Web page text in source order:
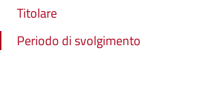
Titolare
Periodo di svolgimento